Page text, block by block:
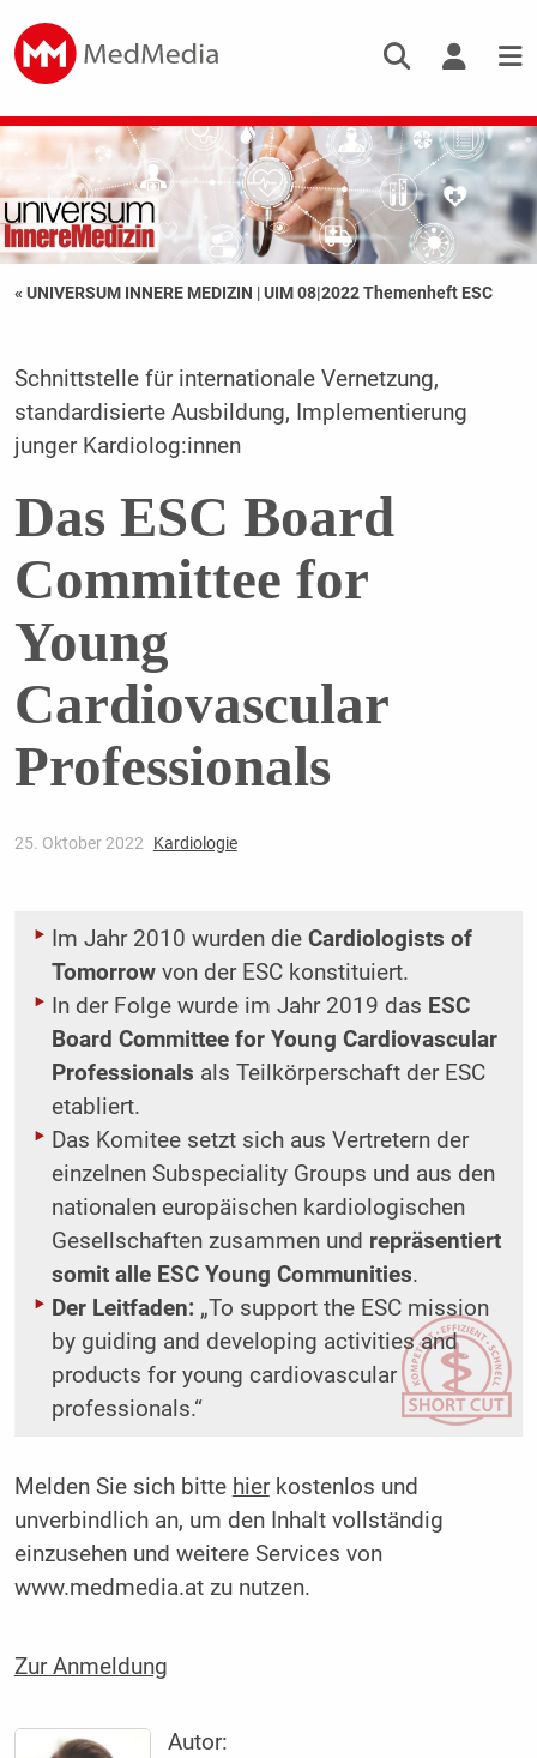
« UNIVERSUM INNERE MEDIZIN |UIM 08|2022 Themenheft ESC
Schnittstelle für internationale Vernetzung,
standardisierte Ausbildung, Implementierung
junger Kardiolog:innen
Das ESC Board
Committee for
Young
Cardiovascular
Professionals
25. Oktober 2022 Kardiologie
Im Jahr 2010 wurden die Cardiologists of
Tomorrow von der ESC konstituiert.
In der Folge wurde im Jahr 2019 das ESC
Board Committee for Young Cardiovascular
Professionals als Teilkörperschaft der ESC
etabliert.
Das Komitee setzt sich aus Vertretern der
einzelnen Subspeciality Groups und aus den
nationalen europäischen kardiologischen
Gesellschaften zusammen und repräsentiert
somit alle ESC Young Communities.
Der Leitfaden: „To support the ESC mission
by guiding and developing activities and
products for young cardiovascular
professionals.“
Melden Sie sich bitte hierkostenlos und
unverbindlich an, um den Inhalt vollständig
einzusehen und weitere Services von
www.medmedia.at zu nutzen.
Zur Anmeldung
Autor: